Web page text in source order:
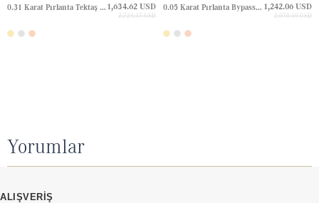
0.31 Karat Pırlanta Tektaş Bypass Altın Yüzük 1,634.62 USD
2,724.37 USD
0.05 Karat Pırlanta Bypass Altın Yüzük 1,242.06 USD
2,070.10 USD
Yorumlar
ALIŞVERİŞ